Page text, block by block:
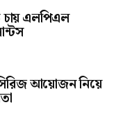
চায় এলপিএল
আয়োজন নিয়ে